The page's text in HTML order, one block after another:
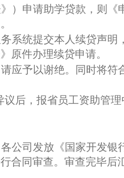
）申请助学贷款，则《
系统提交本人续贷声明
原件办理续贷申请。
应予以谢绝。同时将符
后，报省员工资助管理
公司发放《国家开发银
合同审查。审查完毕后